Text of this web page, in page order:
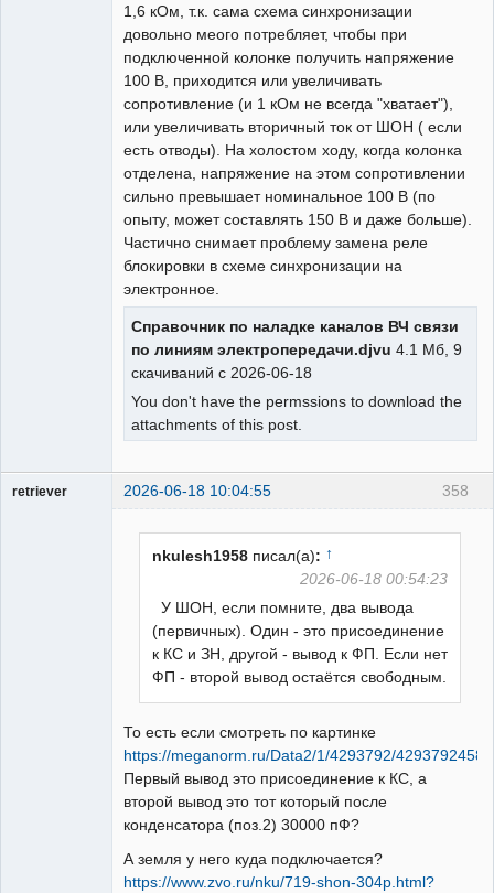
1,6 кОм, т.к. сама схема синхронизации
довольно меого потребляет, чтобы при
подключенной колонке получить напряжение
100 В, приходится или увеличивать
сопротивление (и 1 кОм не всегда "хватает"),
или увеличивать вторичный ток от ШОН ( если
есть отводы). На холостом ходу, когда колонка
отделена, напряжение на этом сопротивлении
сильно превышает номинальное 100 В (по
опыту, может составлять 150 В и даже больше).
Частично снимает проблему замена реле
блокировки в схеме синхронизации на
электронное.
Справочник по наладке каналов ВЧ связи
по линиям электропередачи.djvu 4.1 Мб, 9
скачиваний с 2026-06-18
You don't have the permssions to download the
attachments of this post.
358
retriever 2026-06-18 10:04:55
nkulesh1958 писал(а): ↑
2026-06-18 00:54:23
У ШОН, если помните, два вывода
(первичных). Один - это присоединение
к КС и ЗН, другой - вывод к ФП. Если нет
ФП - второй вывод остаётся свободным.
То есть если смотреть по картинке
https://meganorm.ru/Data2/1/4293792/
Первый вывод это присоединение к КС, а
второй вывод это тот который после
конденсатора (поз.2) 30000 пФ?
А земля у него куда подключается?
https://www.zvo.ru/nku/719-shon-304p.html?